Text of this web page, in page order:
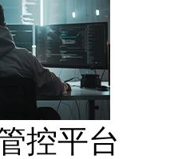
控平台